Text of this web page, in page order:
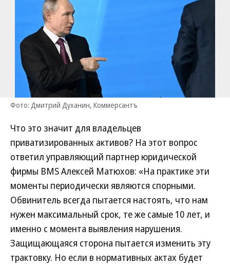
Фото: Дмитрий Духанин, Коммерсантъ
Что это значит для владельцев
приватизированных активов? На этот вопрос
ответил управляющий партнер юридической
фирмы BMS Алексей Матюхов: «На практике эти
моменты периодически являются спорными.
Обвинитель всегда пытается настоять, что нам
нужен максимальный срок, те же самые 10 лет, и
именно с момента выявления нарушения.
Защищающаяся сторона пытается изменить эту
трактовку. Но если в нормативных актах будет